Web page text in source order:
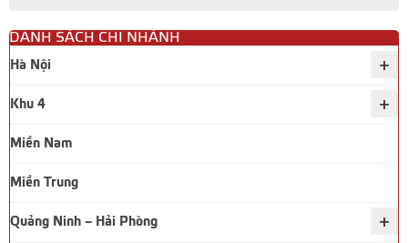
DANH SÁCH CHI NHÁNH
Hà Nội +
Khu 4 +
Miền Nam
Miền Trung
Quảng Ninh – Hải Phòng +